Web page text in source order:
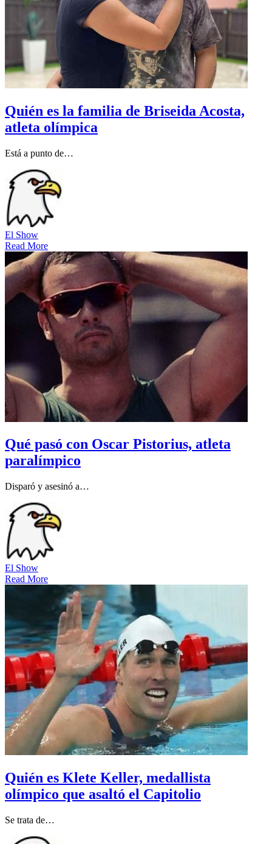
Quién es la familia de Briseida Acosta,
atleta olímpica
Está a punto de…
El Show
Read More
Qué pasó con Oscar Pistorius, atleta
paralímpico
Disparó y asesinó a…
El Show
Read More
Quién es Klete Keller, medallista
olímpico que asaltó el Capitolio
Se trata de…